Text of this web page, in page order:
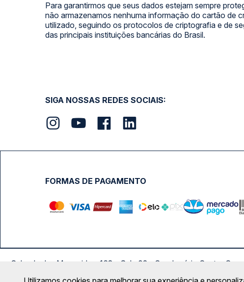
Para garantirmos que seus dados estejam sempre
não armazenamos nenhuma informação do cartão de
utilizado, seguindo os protocolos de criptografia e de
das principais instituições bancárias do Brasil.
SIGA NOSSAS REDES SOCIAIS:
FORMAS DE PAGAMENTO
Calçada das Margaridas, 163 - Sala 02 - Condomínio Centro